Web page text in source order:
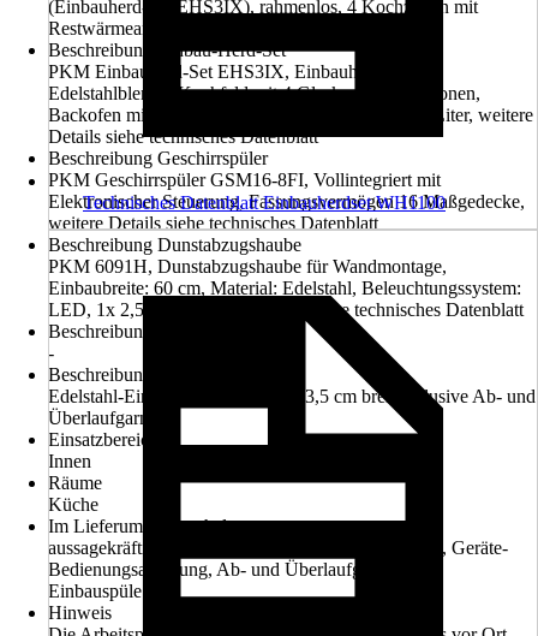
(Einbauherd-Set EHS3IX), rahmenlos, 4 Kochzonen mit
Restwärmeanzeige
Beschreibung Einbau-Herd-Set
PKM Einbauherd-Set EHS3IX, Einbauherd mit
Edelstahlblende, Kochfeld mit 4 Glaskeramikkochzonen,
Backofen mit 3 Funktionen, Backofenvolumen 65 Liter, weitere
Details siehe technisches Datenblatt
Beschreibung Geschirrspüler
PKM Geschirrspüler GSM16-8FI, Vollintegriert mit
Elektronischer Steuerung, Fassungsvermögen 16 Maßgedecke,
weitere Details siehe technisches Datenblatt
Beschreibung Dunstabzugshaube
PKM 6091H, Dunstabzugshaube für Wandmontage,
Einbaubreite: 60 cm, Material: Edelstahl, Beleuchtungssystem:
LED, 1x 2,5 Watt, weitere Details siehe technisches Datenblatt
Beschreibung Mikrowelle
-
Beschreibung Spüle
Edelstahl-Einbauspüle B 86 x T 43,5 cm breit inklusive Ab- und
Überlaufgarnitur
Einsatzbereich
Innen
Räume
Küche
Im Lieferumfang enthalten
aussagekräftige Aufbauanleitung für jedes Möbelteil, Geräte-
Bedienungsanleitung, Ab- und Überlaufgarnitur für
Einbauspüle.
Hinweis
Technisches Datenblatt Einbauherdset WH1100